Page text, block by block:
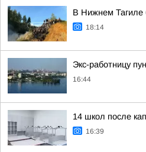
В Нижнем Тагиле
18:14
Экс-работницу
16:44
14 школ после
16:39